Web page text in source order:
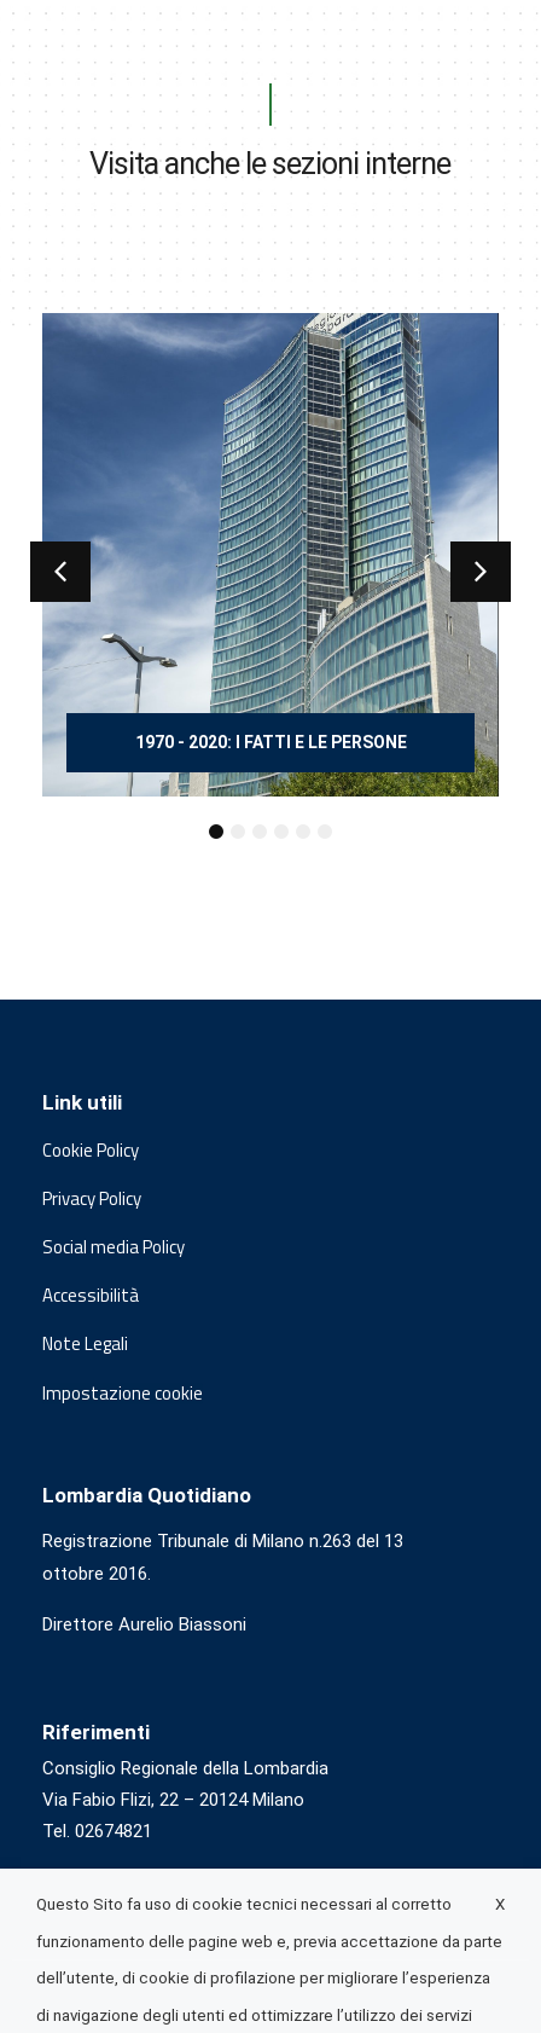
Visita anche le sezioni interne
150 ANNI DOPO MANZONI
Link utili
Cookie Policy
Privacy Policy
Social media Policy
Accessibilità
Note Legali
Impostazione cookie
Lombardia Quotidiano
Registrazione Tribunale di Milano n.263 del 13
ottobre 2016.
Direttore Aurelio Biassoni
Riferimenti
Consiglio Regionale della Lombardia
Via Fabio Flizi, 22 – 20124 Milano
Tel. 02674821
X
Questo Sito fa uso di cookie tecnici necessari al corretto
funzionamento delle pagine web e, previa accettazione da parte
dell’utente, di cookie di profilazione per migliorare l’esperienza
di navigazione degli utenti ed ottimizzare l’utilizzo dei servizi